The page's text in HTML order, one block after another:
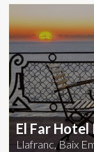
Massatge
(60 minuts).
Promoció no
alta (Agost), i
d'any, Setmana
El Far
Llafranc, Baix